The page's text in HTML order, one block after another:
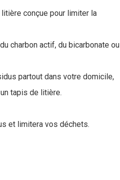
conçue pour limiter la
charbon actif, du bicarbonate ou
partout dans votre domicile,
tapis de litière.
et limitera vos déchets.